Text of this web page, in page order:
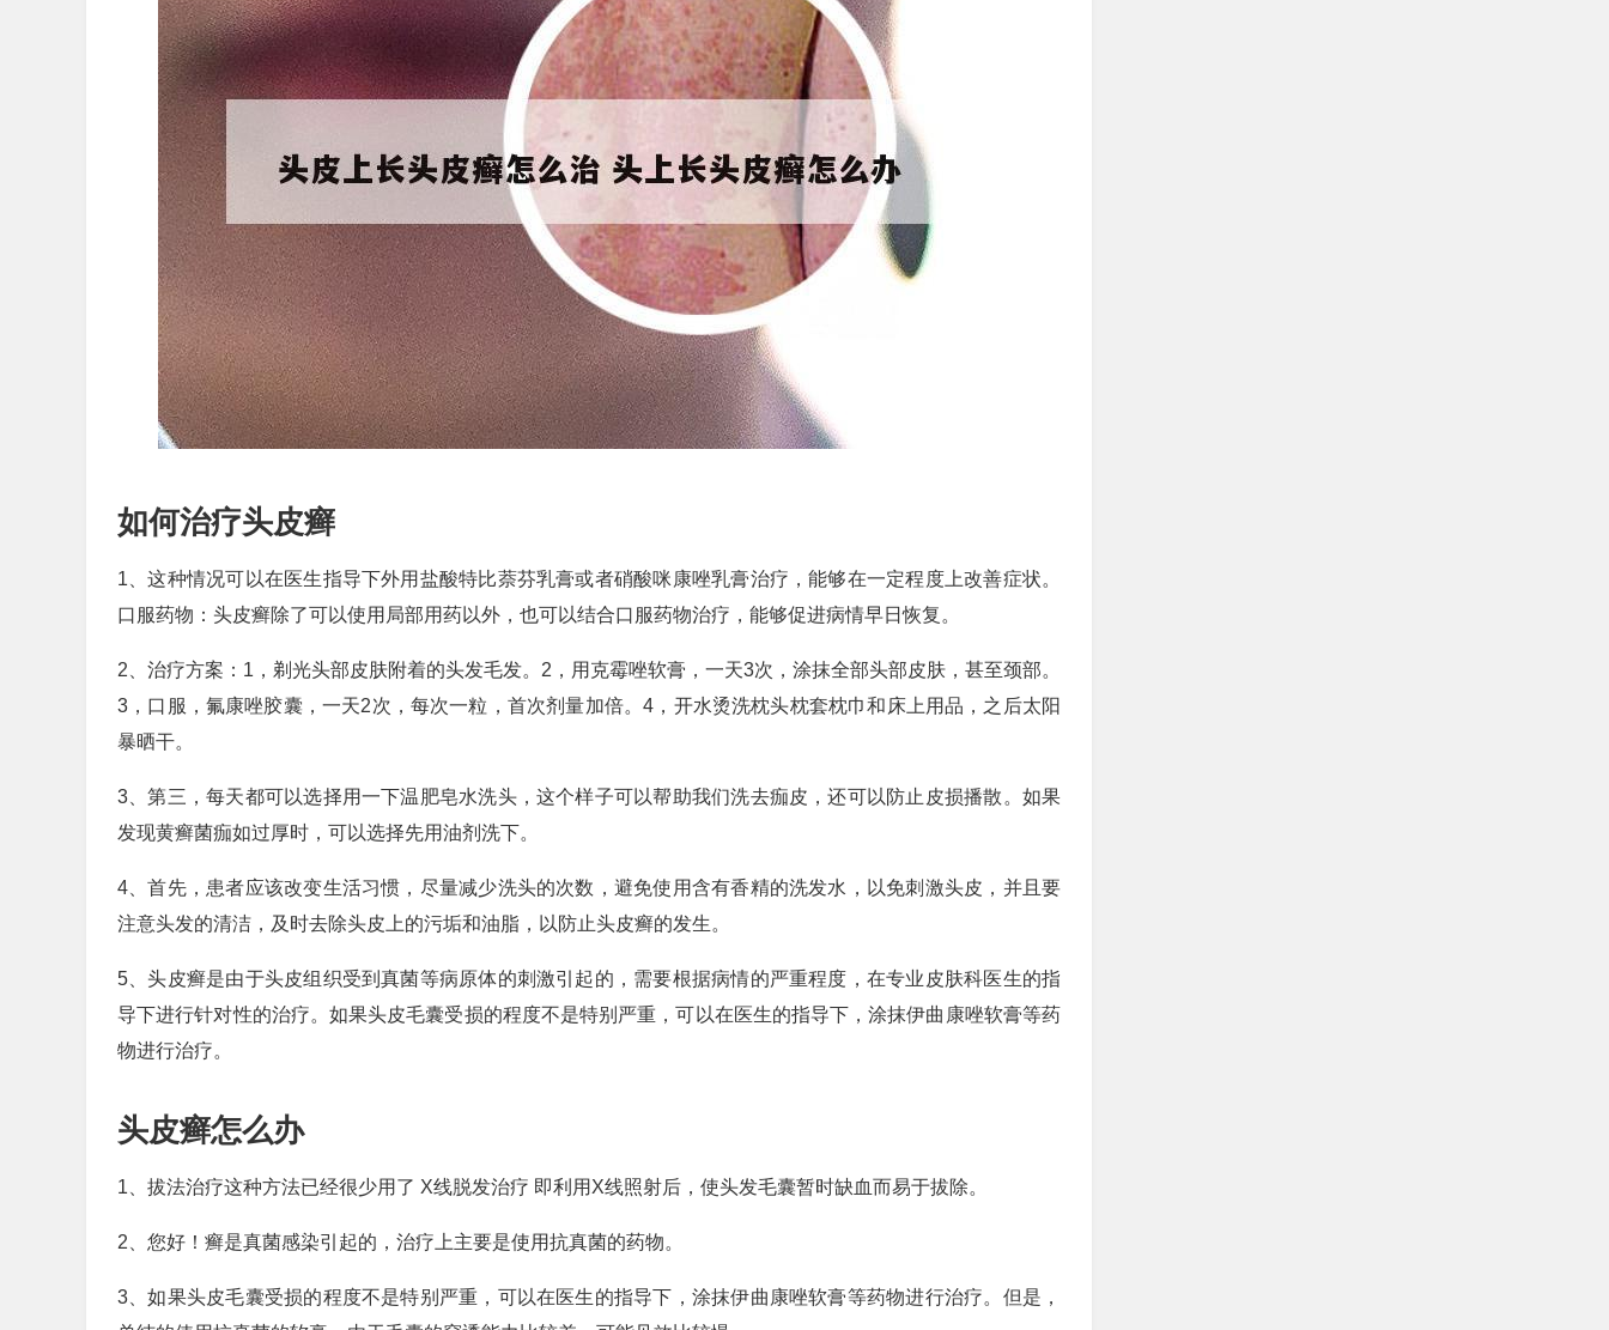
如何治疗头皮癣
1、这种情况可以在医生指导下外用盐酸特比萘芬乳膏或者硝酸咪康唑乳膏治疗，能够在一定程度上改善症状。
口服药物：头皮癣除了可以使用局部用药以外，也可以结合口服药物治疗，能够促进病情早日恢复。
2、治疗方案：1，剃光头部皮肤附着的头发毛发。2，用克霉唑软膏，一天3次，涂抹全部头部皮肤，甚至颈部。
3，口服，氟康唑胶囊，一天2次，每次一粒，首次剂量加倍。4，开水烫洗枕头枕套枕巾和床上用品，之后太阳
暴晒干。
3、第三，每天都可以选择用一下温肥皂水洗头，这个样子可以帮助我们洗去痂皮，还可以防止皮损播散。如果
发现黄癣菌痂如过厚时，可以选择先用油剂洗下。
4、首先，患者应该改变生活习惯，尽量减少洗头的次数，避免使用含有香精的洗发水，以免刺激头皮，并且要
注意头发的清洁，及时去除头皮上的污垢和油脂，以防止头皮癣的发生。
5、头皮癣是由于头皮组织受到真菌等病原体的刺激引起的，需要根据病情的严重程度，在专业皮肤科医生的指
导下进行针对性的治疗。如果头皮毛囊受损的程度不是特别严重，可以在医生的指导下，涂抹伊曲康唑软膏等药
物进行治疗。
头皮癣怎么办
1、拔法治疗这种方法已经很少用了 X线脱发治疗 即利用X线照射后，使头发毛囊暂时缺血而易于拔除。
2、您好！癣是真菌感染引起的，治疗上主要是使用抗真菌的药物。
3、如果头皮毛囊受损的程度不是特别严重，可以在医生的指导下，涂抹伊曲康唑软膏等药物进行治疗。但是，